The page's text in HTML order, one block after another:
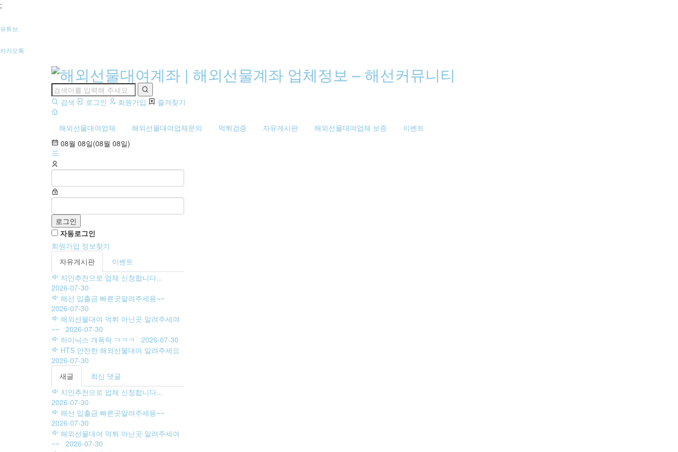
;
유튜브
카카오톡
검
색
기
검색 로그인 회원가입 즐겨찾기
해외선물대여업체 해외선물대여업체문의 먹튀검증 자유게시판 해외선물대여업체 보증
이벤트
08월 08일(08월 08일)
이
밀
호
자동로그인
회원가입 정보찾기
자유게시판
이벤트
지인추천으로 업체 신청합니다...
2026-07-30
해선 입출금 빠른곳알려주세용~~
2026-07-30
해외선물대여 먹튀 아닌곳 알려주세여
~~
2026-07-30
하이닉스 개폭락 ㅋㅋㅋ
2026-07-30
HTS 안전한 해외선물대여 알려주세요
2026-07-30
새글
최신 댓글
지인추천으로 업체 신청합니다...
2026-07-30
해선 입출금 빠른곳알려주세용~~
2026-07-30
해외선물대여 먹튀 아닌곳 알려주세여
~~
2026-07-30